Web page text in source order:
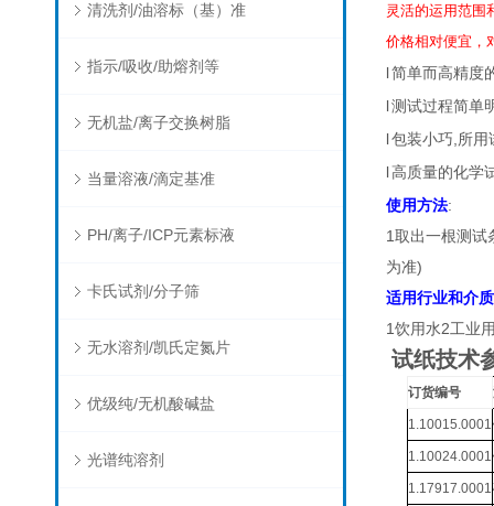
清洗剂/油溶标（基）准
指示/吸收/助熔剂等
无机盐/离子交换树脂
当量溶液/滴定基准
PH/离子/ICP元素标液
卡氏试剂/分子筛
无水溶剂/凯氏定氮片
优级纯/无机酸碱盐
光谱纯溶剂
灵活的运用范围
价格相对便宜，
l简单而高精度
l测试过程简单
l包装小巧,所用
l高质量的化学
使用方法:
1取出一根测试
为准)
适用行业和介质
1饮用水2工业
试纸技术
订货编号
1.10015.0001
1.10024.0001
1.17917.0001